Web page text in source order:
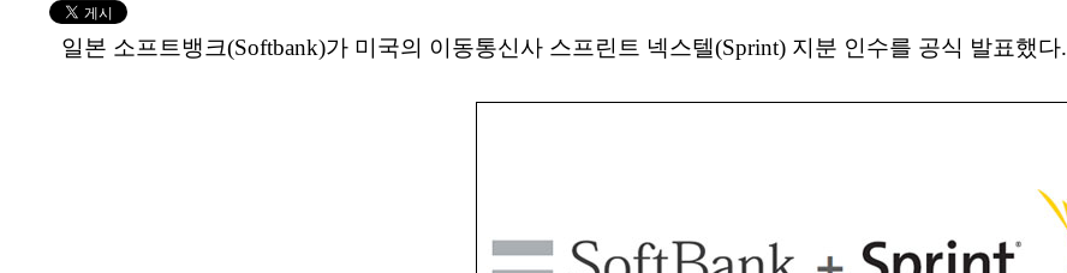
일본 소프트뱅크(Softbank)가 미국의 이동통신사 스프린트 넥스텔(Sprint) 지분 인수를 공식 발표했다.